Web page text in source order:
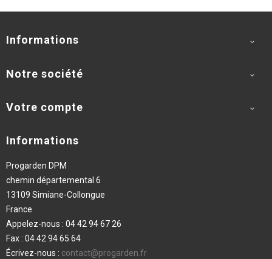
Informations 
Notre société 
Votre compte 
Informations
Progarden DPM
chemin départemental 6
13109 Simiane-Collongue
France
Appelez-nous : 04 42 94 67 26
Fax : 04 42 94 65 64
Écrivez-nous : contact@progarden.fr